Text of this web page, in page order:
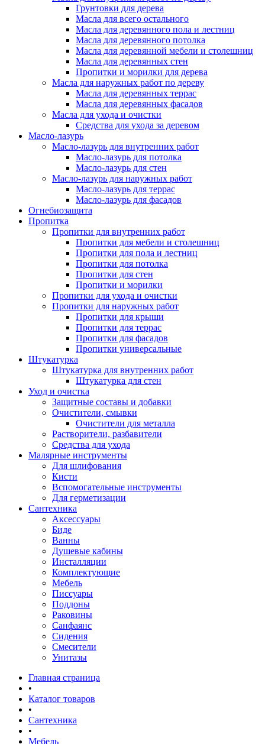
Грунтовки для дерева
Масла для всего остального
Масла для деревянного пола и лестниц
Масла для деревянного потолка
Масла для деревянной мебели и столешниц
Масла для деревянных стен
Пропитки и морилки для дерева
Масла для наружных работ по дереву
Масла для деревянных террас
Масла для деревянных фасадов
Масла для ухода и очистки
Средства для ухода за деревом
Масло-лазурь
Масло-лазурь для внутренних работ
Масло-лазурь для потолка
Масло-лазурь для стен
Масло-лазурь для наружных работ
Масло-лазурь для террас
Масло-лазурь для фасадов
Огнебиозащита
Пропитка
Пропитки для внутренних работ
Пропитки для мебели и столешниц
Пропитки для пола и лестниц
Пропитки для потолка
Пропитки для стен
Пропитки и морилки
Пропитки для ухода и очистки
Пропитки для наружных работ
Пропитки для крыши
Пропитки для террас
Пропитки для фасадов
Пропитки универсальные
Штукатурка
Штукатурка для внутренних работ
Штукатурка для стен
Уход и очистка
Защитные составы и добавки
Очистители, смывки
Очистители для металла
Растворители, разбавители
Средства для ухода
Малярные инструменты
Для шлифования
Кисти
Вспомогательные инструменты
Для герметизации
Сантехника
Аксессуары
Биде
Ванны
Душевые кабины
Инсталляции
Комплектующие
Мебель
Писсуары
Поддоны
Раковины
Санфаянс
Сидения
Смесители
Унитазы
Главная страница
•
Каталог товаров
•
Сантехника
•
Мебель